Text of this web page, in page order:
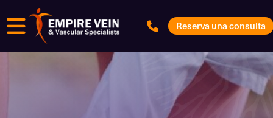
Menú Reserva una consulta